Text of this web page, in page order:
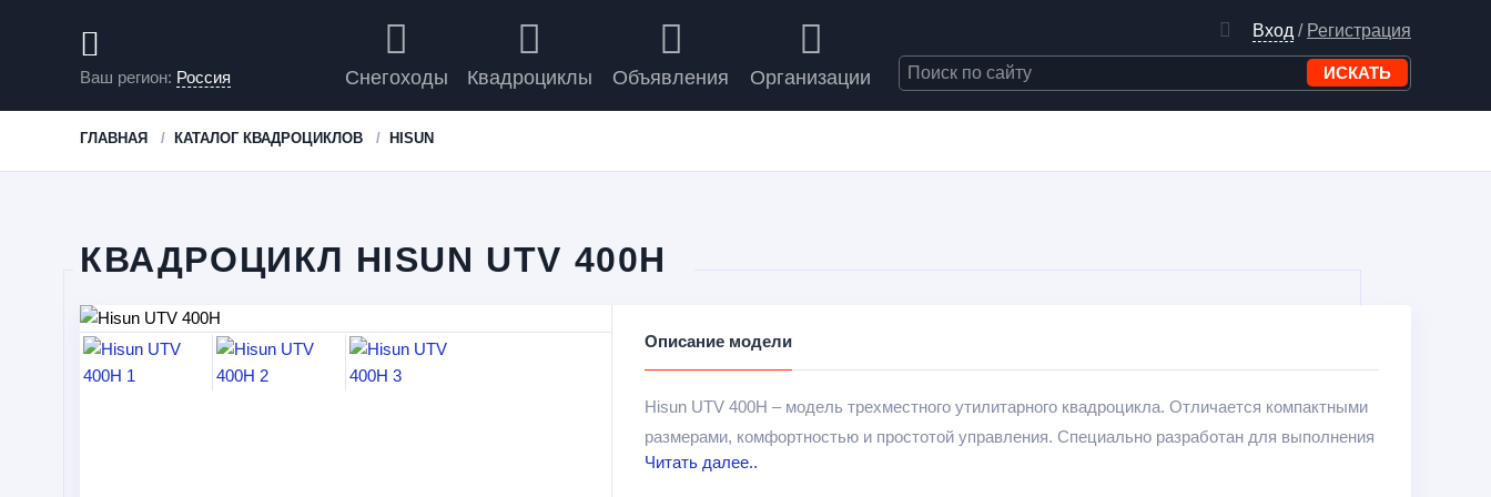
Ваш регион: Россия
Вход / Регистрация
Снегоходы Квадроциклы Объявления Организации
ГЛАВНАЯ КАТАЛОГ КВАДРОЦИКЛОВ HISUN
КВАДРОЦИКЛ HISUN UTV 400H
Описание модели
Hisun UTV 400H – модель трехместного утилитарного квадроцикла. Отличается компактными
размерами, комфортностью и простотой управления. Специально разработан для выполнения
всевозможных хозяйственных работ.
Читать далее..